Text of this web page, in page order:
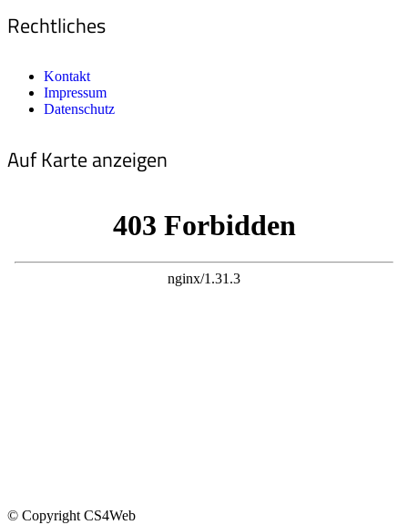
Rechtliches
Kontakt
Impressum
Datenschutz
Auf Karte anzeigen
© Copyright CS4Web